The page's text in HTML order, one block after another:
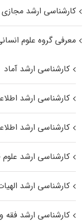
کارشناسی ارشد مجازی
معرفی گروه علوم
کارشناسی ارشد آماد
کارشناسی ارشد
کارشناسی ارشد
کارشناسی ارشد
کارشناسی ارشد
کارشناسی ارشد فقه